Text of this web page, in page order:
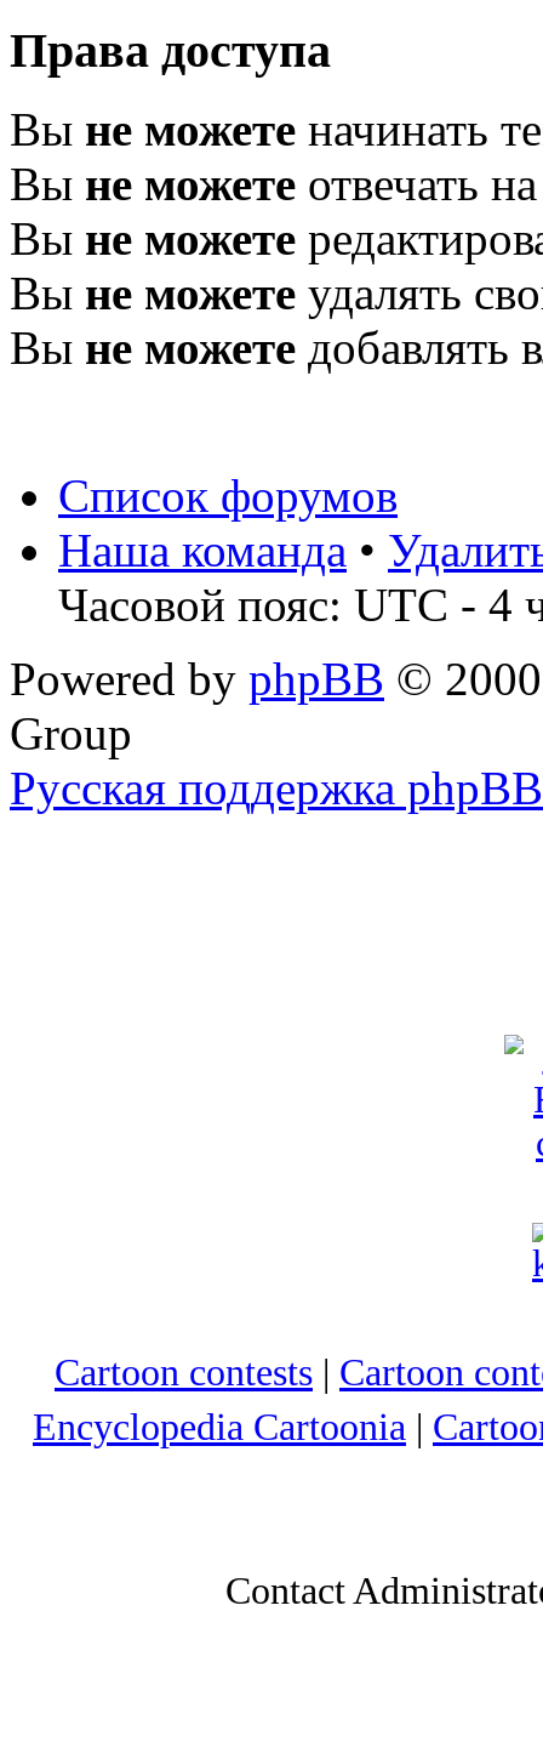
Права доступа
Вы не можете начинать
Вы не можете отвечать
Вы не можете
Вы не можете удалять
Вы не можете добавлять
Список форумов
Наша команда •
Часовой пояс: UTC - 4
Powered by phpBB ©
Group
Русская поддержка phpBB
Cartoon contests | Cartoon
Encyclopedia Cartoonia |
Contact